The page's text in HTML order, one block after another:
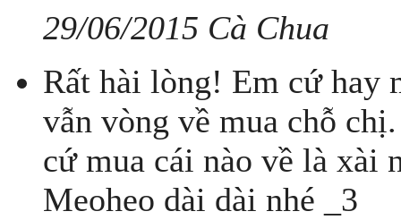
29/06/2015 Cà Chua
Rất hài lòng! Em cứ hay
vẫn vòng về mua chỗ
cứ mua cái nào về là xài
Meoheo dài dài nhé _3